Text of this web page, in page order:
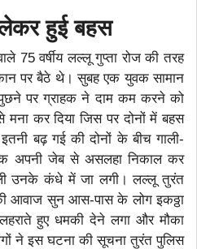
हुई बहस
75 वर्षीय लल्लू गुप्ता रोज की तरह
पर बैठे थे। सुबह एक युवक सामान
पर ग्राहक ने दाम कम करने को
कर दिया जिस पर दोनों में बहस
बढ़ गई की दोनों के बीच गाली-
अपनी जेब से असलहा निकाल कर
उनके कंधे में जा लगी। लल्लू तुरंत
आवाज सुन आस-पास के लोग इकठ्ठा
हुए धमकी देने लगा और मौका
ने इस घटना की सूचना तुरंत पुलिस